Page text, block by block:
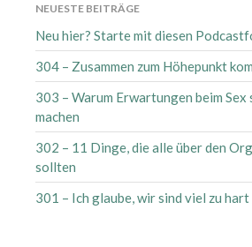
August
Juli 2024
Juni
April
Februar
NEUESTE BEITRÄGE
Neu hier? Starte mit diesen
304 – Zusammen zum Höhepunkt
303 – Warum Erwartungen beim
machen
302 – 11 Dinge, die alle über den
sollten
301 – Ich glaube, wir sind viel zu hart